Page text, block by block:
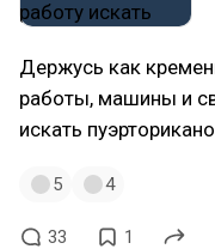
Держусь как
работы, машины и
искать
5 4
33 1